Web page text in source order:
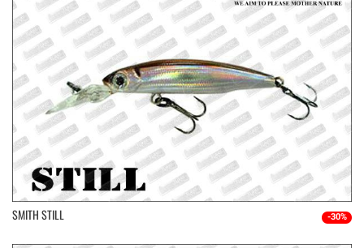
SMITH STILL -30%